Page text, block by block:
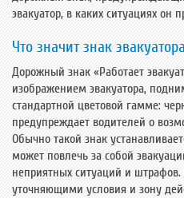
эвакуатор, в каких ситуациях он
Что значит знак
Дорожный знак «Работает
изображением эвакуатора,
стандартной цветовой гамме:
предупреждает водителей о
Обычно такой знак
может повлечь за собой
неприятных ситуаций и
уточняющими условия и зону